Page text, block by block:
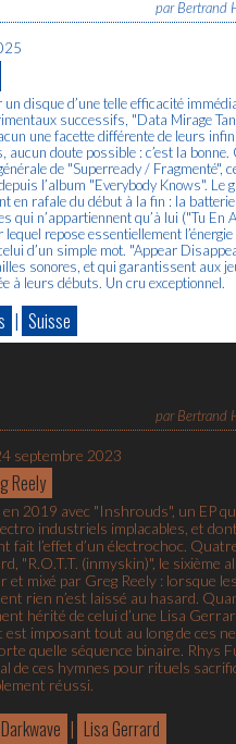
parBertrand
disque d’une telle efficacité
successifs, "Data Mirage
une facette différente de leurs
doute possible : c’est la
de "Superready / Fragmenté",
l’album "Everybody Knows". Le
en rafale du début à la fin : la
n’appartiennent qu’à lui ("Tu En
repose essentiellement l’énergie
d’un simple mot. "Appear
sonores, et qui garantissent aux
à leurs débuts. Un cru exceptionnel.
| Suisse
parBertrand
septembre 2023
Reely
2019 avec "Inshrouds", un EP
industriels implacables, et
l’effet d’un électrochoc.
"R.O.T.T. (inmyskin)", le sixième
mixé par Greg Reely : lorsque
rien n’est laissé au hasard.
hérité de celui d’une Lisa
est imposant tout au long de ces
quelle séquence binaire. Rhys
de ces hymnes pour rituels
réussi.
Darkwave | Lisa Gerrard